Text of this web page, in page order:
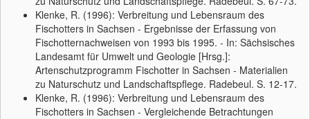
Klenke, R. (1996): Verbreitung und Lebensraum des
Fischotters in Sachsen - Ergebnisse der Erfassung von
Fischotternachweisen von 1993 bis 1995. - In: Sächsisches
Landesamt für Umwelt und Geologie [Hrsg.]:
Artenschutzprogramm Fischotter in Sachsen - Materialien
zu Naturschutz und Landschaftspflege. Radebeul. S. 12-17.
Klenke, R. (1996): Verbreitung und Lebensraum des
Fischotters in Sachsen - Vergleichende Betrachtungen